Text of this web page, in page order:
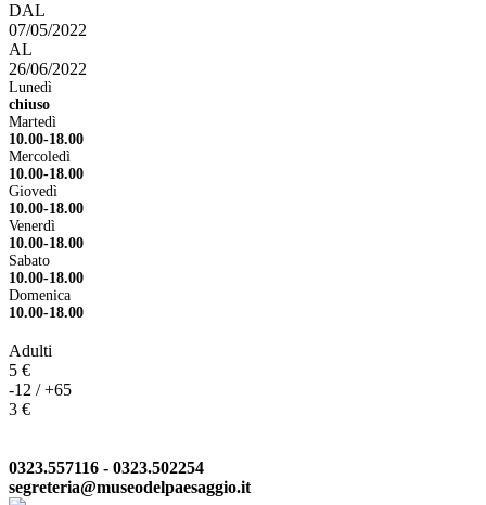
DAL
07/05/2022
AL
26/06/2022
Lunedì
chiuso
Martedì
10.00-18.00
Mercoledì
10.00-18.00
Giovedì
10.00-18.00
Venerdì
10.00-18.00
Sabato
10.00-18.00
Domenica
10.00-18.00
Adulti
5 €
-12 / +65
3 €
0323.557116 - 0323.502254
segreteria@museodelpaesaggio.it